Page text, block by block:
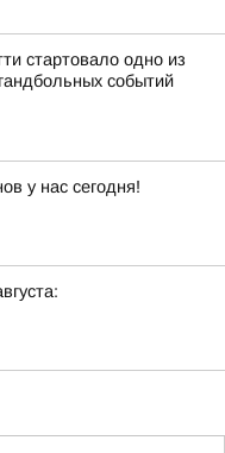
стартовало одно из
событий
у нас сегодня!